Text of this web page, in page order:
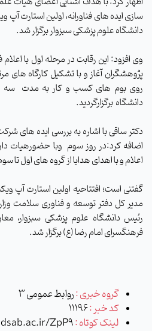
سازی ایده های فناورانه، اولین استارت
دانشگاه علوم پزشکی سبزوار برگزار شد.
وی افزود: این رقابت در مرحله اول با اعلام
پژوهشگران آغاز و با تشکیل کارگاه های
روی بوم های کسب و کار به مدت سه
دانشگاه برگزارگردید.
دکتر ساقی با اشاره به بررسی ایده های
اضافه کرد:در روز سوم وبا حضورهیات
اعلام و با اهدای هدایا از گروه های اول تا
گفتنی است؛ افتتاحیه اولین استارت آپ
مدیر کل دفتر توسعه و فناوری سلامت
رئیس دانشگاه علوم پزشکی سبزوار،
فرهنگسرای امام رضا (ع) برگزار شد.
گروه خبری :روابط عمومی 3
کد خبر :11196
لینک کوتاه :ZpP9